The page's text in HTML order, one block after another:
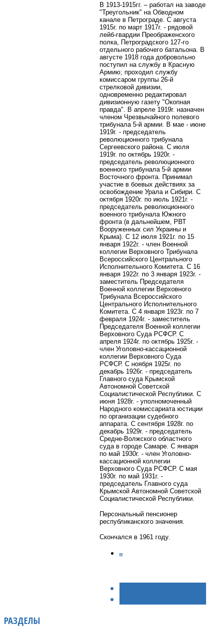
В 1913-1915гг. – работал на заводе
"Треугольник" на Обводном
канале в Петрограде. С августа
1915г. по март 1917г. - рядовой
лейб-гвардии Преображенского
полка, Петроградского 127-го
отдельного рабочего батальона. В
августе 1918 года добровольно
поступил на службу в Красную
Армию; проходил службу
комиссаром группы 26-й
стрелковой дивизии,
одновременно редактировал
дивизионную газету "Окопная
правда". В апреле 1919г. назначен
членом Чрезвычайного полевого
трибунала 5-й армии. В мае - июне
1919г. - председатель
революционного трибунала
Сергеевского района. С июля
1919г. по октябрь 1920г. -
председатель революционного
военного трибунала 5-й армии
Восточного фронта. Принимал
участие в боевых действиях за
освобождение Урала и Сибири. С
октября 1920г. по июль 1921г. -
председатель революционного
военного трибунала Южного
фронта (в дальнейшем, РВТ
Вооруженных сил Украины и
Крыма). С 12 июля 1921г. по 15
января 1922г. - член Военной
коллегии Верховного Трибунала
Всероссийского Центрального
Исполнительного Комитета. С 16
января 1922г. по 3 января 1923г. -
заместитель Председателя
Военной коллегии Верховного
Трибунала Всероссийского
Центрального Исполнительного
Комитета. С 4 января 1923г. по 7
февраля 1924г. - заместитель
Председателя Военной коллегии
Верховного Суда РСФСР. С
апреля 1924г. по октябрь 1925г. -
член Уголовно-кассационной
коллегии Верховного Суда
РСФСР. С ноября 1925г. по
декабрь 1926г. - председатель
Главного суда Крымской
Автономной Советской
Социалистической Республики. С
июня 1928г. - уполномоченный
Народного комиссариата юстиции
по организации судебного
аппарата. С сентября 1928г. по
декабрь 1929г. - председатель
Средне-Волжского областного
суда в городе Самаре. С января
по май 1930г. - член Уголовно-
кассационной коллегии
Верховного Суда РСФСР. С мая
1930г. по май 1931г. -
председатель Главного суда
Крымской Автономной Советской
Социалистической Республики.
Персональный пенсионер
республиканского значения.
Скончался в 1961 году.
РАЗДЕЛЫ